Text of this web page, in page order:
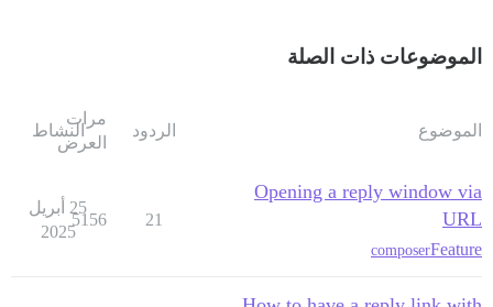
الموضوعات ذات الصلة
الموضوع الردود
مرات
العرض
النشاط
Opening a reply window via
URL
Feature
composer
21
5156
25 أبريل
2025